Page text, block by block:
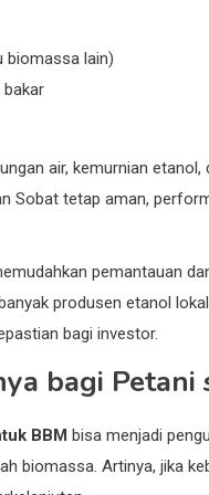
biomassa lain)
air, kemurnian
Sobat tetap aman,
pemantauan
produsen etanol
bagi investor.
bagi Petani
BBM bisa menjadi
biomassa. Artinya, jika